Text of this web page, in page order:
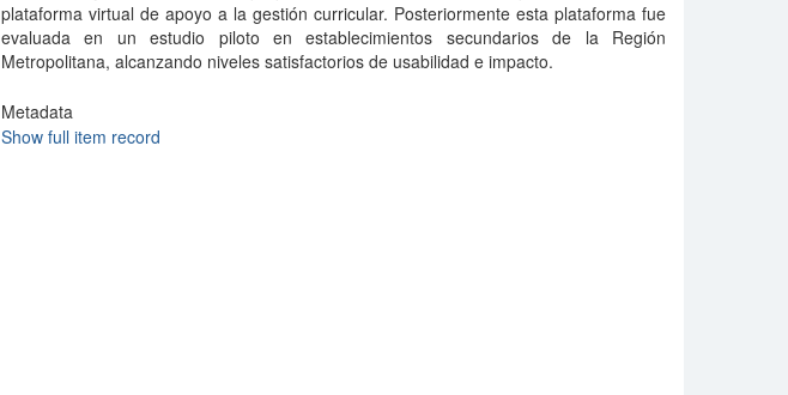
plataforma virtual de apoyo a la gestión curricular. Posteriormente esta plataforma fue
evaluada en un estudio piloto en establecimientos secundarios de la Región
Metropolitana, alcanzando niveles satisfactorios de usabilidad e impacto.
Metadata
Show full item record